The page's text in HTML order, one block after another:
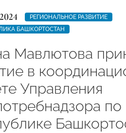
РЕГИОНАЛЬНОЕ РАЗВИТИЕ
БАШКОРТОСТАН
Мавлютова
в
Управления
по